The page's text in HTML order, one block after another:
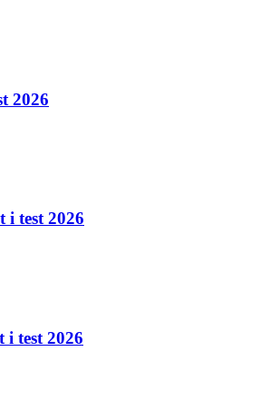
2026
i test 2026
i test 2026